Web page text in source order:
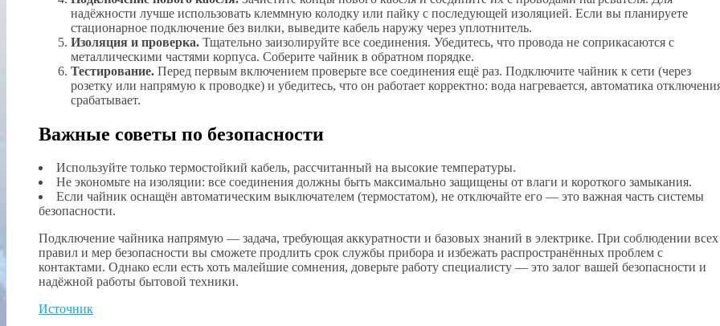
надёжности лучше использовать клеммную колодку или пайку с последующей изоляцией. Если вы планируете
стационарное подключение без вилки, выведите кабель наружу через уплотнитель.
Изоляция и проверка. Тщательно заизолируйте все соединения. Убедитесь, что провода не соприкасаются с
металлическими частями корпуса. Соберите чайник в обратном порядке.
Тестирование. Перед первым включением проверьте все соединения ещё раз. Подключите чайник к сети (через
розетку или напрямую к проводке) и убедитесь, что он работает корректно: вода нагревается, автоматика
срабатывает.
Важные советы по безопасности
Используйте только термостойкий кабель, рассчитанный на высокие температуры.
Не экономьте на изоляции: все соединения должны быть максимально защищены от влаги и короткого замыкания.
Если чайник оснащён автоматическим выключателем (термостатом), не отключайте его — это важная часть системы
безопасности.
Подключение чайника напрямую — задача, требующая аккуратности и базовых знаний в электрике. При соблюдении всех
правил и мер безопасности вы сможете продлить срок службы прибора и избежать распространённых проблем с
контактами. Однако если есть хоть малейшие сомнения, доверьте работу специалисту — это залог вашей безопасности и
надёжной работы бытовой техники.
Источник